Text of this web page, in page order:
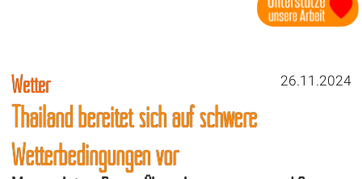
26.11.2024
Wetter
Thailand bereitet sich auf schwere
Wetterbedingungen vor